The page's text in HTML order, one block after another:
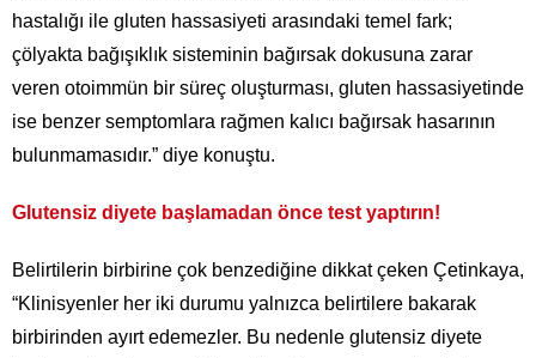
hastalığı ile gluten hassasiyeti arasındaki temel fark;
çölyakta bağışıklık sisteminin bağırsak dokusuna zarar
veren otoimmün bir süreç oluşturması, gluten hassasiyetinde
ise benzer semptomlara rağmen kalıcı bağırsak hasarının
bulunmamasıdır.” diye konuştu.
Glutensiz diyete başlamadan önce test yaptırın!
Belirtilerin birbirine çok benzediğine dikkat çeken Çetinkaya,
“Klinisyenler her iki durumu yalnızca belirtilere bakarak
birbirinden ayırt edemezler. Bu nedenle glutensiz diyete